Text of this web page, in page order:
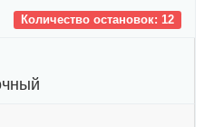
Количество остановок: 12